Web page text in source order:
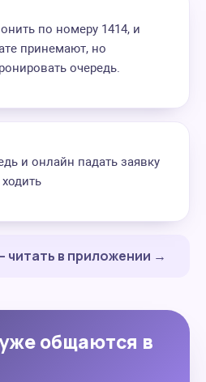
по номеру 1414, и
принемают, но
очередь.
и онлайн падать заявку
читать в приложении →
общаются в